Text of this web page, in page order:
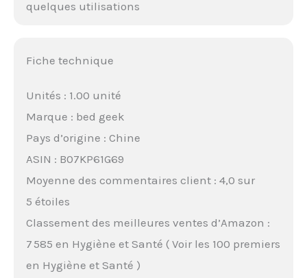
quelques utilisations
Fiche technique
Unités : 1.00 unité
Marque : bed geek
Pays d’origine : Chine
ASIN : B07KP61G69
Moyenne des commentaires client : 4,0 sur
5 étoiles
Classement des meilleures ventes d’Amazon :
7 585 en Hygiène et Santé ( Voir les 100 premiers
en Hygiène et Santé )